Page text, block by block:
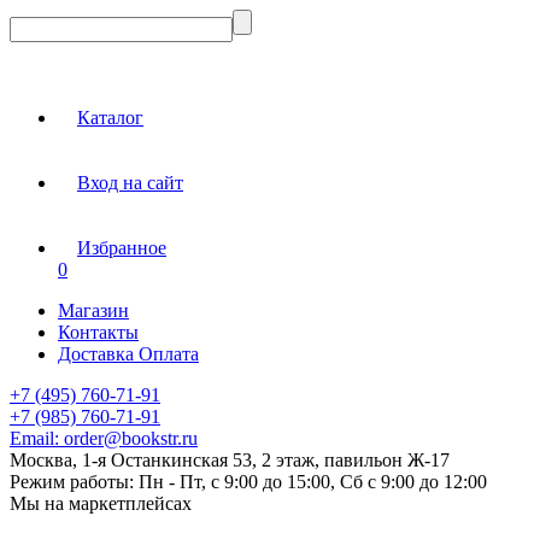
Каталог
Вход на сайт
Избранное
0
Магазин
Контакты
Доставка Оплата
+7 (495) 760-71-91
+7 (985) 760-71-91
Email: order@bookstr.ru
Москва, 1-я Останкинская 53, 2 этаж, павильон Ж-17
Режим работы: Пн - Пт, с 9:00 до 15:00, Сб с 9:00 до 12:00
Мы на маркетплейсах